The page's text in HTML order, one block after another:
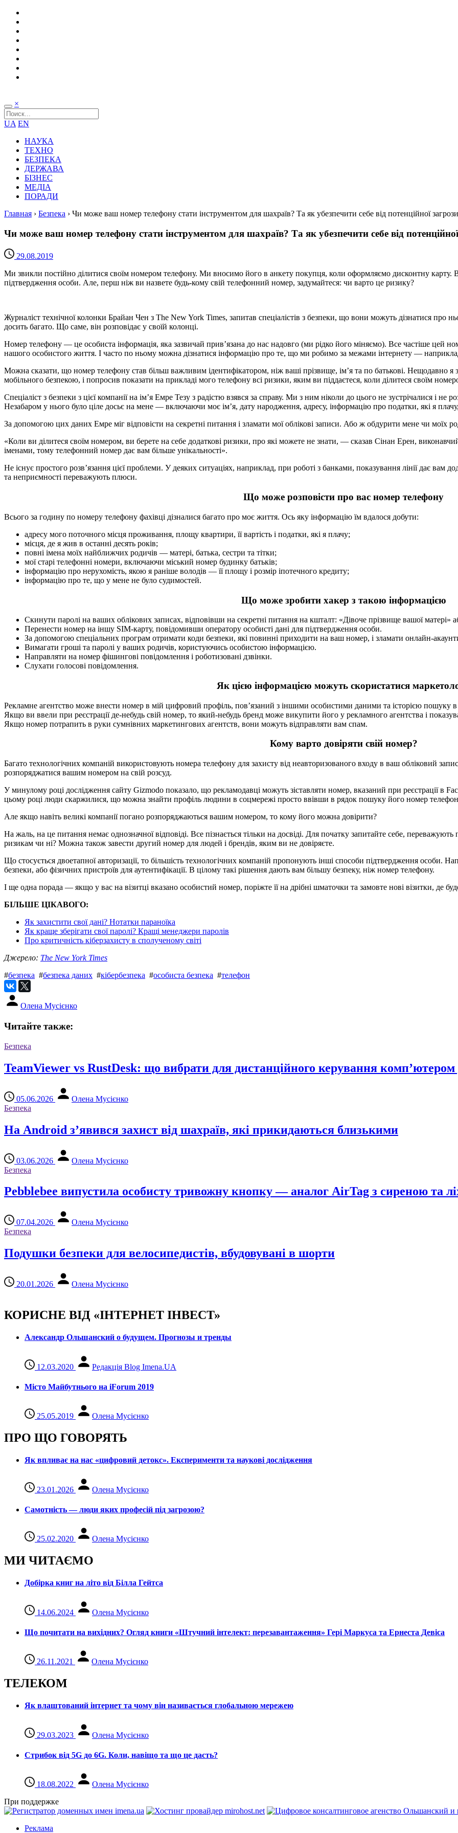
×
UA EN
НАУКА
ТЕХНО
БЕЗПЕКА
ДЕРЖАВА
БІЗНЕС
МЕДІА
ПОРАДИ
Главная › Безпека › Чи може ваш номер телефону стати інструментом для шахраїв? Та як убезпечити себе від потенційної загрози
Чи може ваш номер телефону стати інструментом для шахраїв? Та як убезпечити себе від
29.08.2019
Ми звикли постійно ділитися своїм номером телефону. Ми вносимо його в анкету покупця, коли оформляємо дисконтну карту.
підтвердження особи. Але, перш ніж ви назвете будь-кому свій телефонний номер, задумайтеся: чи варто це ризику?
Журналіст технічної колонки Брайан Чен з The New York Times, запитав спеціалістів з безпеки, що вони можуть дізнатися про
досить багато. Що саме, він розповідає у своїй колонці.
Номер телефону — це особиста інформація, яка зазвичай прив’язана до нас надовго (ми рідко його міняємо). Все частіше цей
нашого особистого життя. І часто по ньому можна дізнатися інформацію про те, що ми робимо за межами інтернету —
Можна сказати, що номер телефону став більш важливим ідентифікатором, ніж ваші прізвище, ім’я та по батькові. Нещодавно я
мобільного безпекою, і попросив показати на прикладі мого телефону всі ризики, яким ви піддаєтеся, коли ділитеся своїм
Спеціаліст з безпеки з цієї компанії на ім’я Емре Тезу з радістю взявся за справу. Ми з ним ніколи до цього не зустрічалися і
Незабаром у нього було ціле досьє на мене — включаючи моє ім’я, дату народження, адресу, інформацію про податки, які я плачу,
За допомогою цих даних Емре міг відповісти на секретні питання і зламати мої облікові записи. Або ж обдурити мене чи моїх
«Коли ви ділитеся своїм номером, ви берете на себе додаткові ризики, про які можете не знати, — сказав Сінан Ерен,
іменами, тому телефонний номер дає вам більше унікальності».
Не існує простого розв’язання цієї проблеми. У деяких ситуаціях, наприклад, при роботі з банками, показування лінії дає вам
та неприємності переважують плюси.
Що може розповісти про вас номер телефону
Всього за годину по номеру телефону фахівці дізналися багато про моє життя. Ось яку інформацію їм вдалося добути:
адресу мого поточного місця проживання, площу квартири, її вартість і податки, які я плачу;
місця, де я жив в останні десять років;
повні імена моїх найближчих родичів — матері, батька, сестри та тітки;
мої старі телефонні номери, включаючи міський номер будинку батьків;
інформацію про нерухомість, якою я раніше володів — її площу і розмір іпотечного кредиту;
інформацію про те, що у мене не було судимостей.
Що може зробити хакер з такою інформацією
Скинути паролі на ваших облікових записах, відповівши на секретні питання на кшталт: «Дівоче прізвище вашої матері»
Перенести номер на іншу SIM-карту, повідомивши оператору особисті дані для підтвердження особи.
За допомогою спеціальних програм отримати коди безпеки, які повинні приходити на ваш номер, і зламати онлайн-
Вимагати гроші та паролі у ваших родичів, користуючись особистою інформацією.
Направляти на номер фішингові повідомлення і роботизовані дзвінки.
Слухати голосові повідомлення.
Як цією інформацією можуть скористатися
Рекламне агентство може внести номер в мій цифровий профіль, пов’язаний з іншими особистими даними та історією пошуку в
Якщо ви ввели при реєстрації де-небудь свій номер, то який-небудь бренд може викупити його у рекламного агентства і
Якщо номер потрапить в руки сумнівних маркетингових агентств, вони можуть відправляти вам спам.
Кому варто довіряти свій номер?
Багато технологічних компаній використовують номера телефону для захисту від неавторизованого входу в ваш обліковий
розпоряджатися вашим номером на свій розсуд.
У минулому році дослідження сайту Gizmodo показало, що рекламодавці можуть зіставляти номер, вказаний при реєстрації в
цьому році люди скаржилися, що можна знайти профіль людини в соцмережі просто ввівши в рядок пошуку його номер
Але якщо навіть великі компанії погано розпоряджаються вашим номером, то кому його можна довірити?
На жаль, на це питання немає однозначної відповіді. Все пізнається тільки на досвіді. Для початку запитайте себе,
ризикам чи ні? Можна також завести другий номер для людей і брендів, яким ви не довіряєте.
Що стосується двоетапної авторизації, то більшість технологічних компаній пропонують інші способи підтвердження особи.
безпеки, або фізичних пристроїв для аутентифікації. В цілому такі рішення дають вам більшу безпеку, ніж номер телефону.
І ще одна порада — якщо у вас на візитці вказано особистий номер, поріжте її на дрібні шматочки та замовте нові візитки, де
БІЛЬШЕ ЦІКАВОГО:
Як захистити свої дані? Нотатки параноїка
Як краще зберігати свої паролі? Кращі менеджери паролів
Про критичність кіберзахисту в сполученому світі
Джерело: The New York Times
#безпека #безпека даних #кібербезпека #особиста безпека #телефон
Олена Мусієнко
Читайте также:
Безпека
TeamViewer vs RustDesk: що вибрати для дистанційного керування комп’ютером
05.06.2026
Олена Мусієнко
Безпека
На Android з’явився захист від шахраїв, які прикидаються близькими
03.06.2026
Олена Мусієнко
Безпека
Pebblebee випустила особисту тривожну кнопку — аналог AirTag з сиреною та
07.04.2026
Олена Мусієнко
Безпека
Подушки безпеки для велосипедистів, вбудовувані в шорти
20.01.2026 Олена Мусієнко
КОРИСНЕ ВІД «ІНТЕРНЕТ ІНВЕСТ»
Александр Ольшанский о будущем. Прогнозы и тренды
12.03.2020 Редакція Blog Imena.UA
Місто Майбутнього на iForum 2019
25.05.2019 Олена Мусієнко
ПРО ЩО ГОВОРЯТЬ
Як впливає на нас «цифровий детокс». Експерименти та наукові дослідження
23.01.2026 Олена Мусієнко
Самотність — люди яких професій під загрозою?
25.02.2020 Олена Мусієнко
МИ ЧИТАЄМО
Добірка книг на літо від Білла Гейтса
14.06.2024 Олена Мусієнко
Що почитати на вихідних? Огляд книги «Штучний інтелект: перезавантаження» Гері Маркуса та Ернеста Девіса
26.11.2021 Олена Мусієнко
ТЕЛЕКОМ
Як влаштований інтернет та чому він називається глобальною мережею
29.03.2023 Олена Мусієнко
Стрибок від 5G до 6G. Коли, навіщо та що це даcть?
18.08.2022
Олена Мусієнко
При поддержке
Реклама